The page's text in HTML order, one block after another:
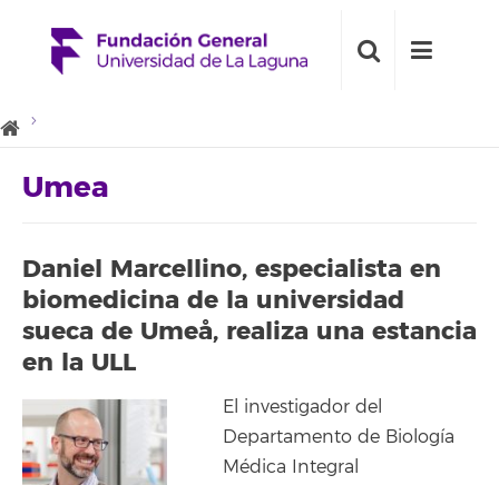
Umea
Daniel Marcellino, especialista en
biomedicina de la universidad
sueca de Umeå, realiza una estancia
en la ULL
El investigador del
Departamento de Biología
Médica Integral